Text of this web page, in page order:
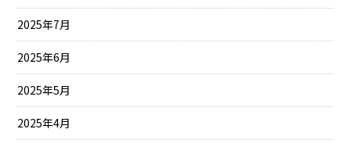
2025年7月
2025年6月
2025年5月
2025年4月